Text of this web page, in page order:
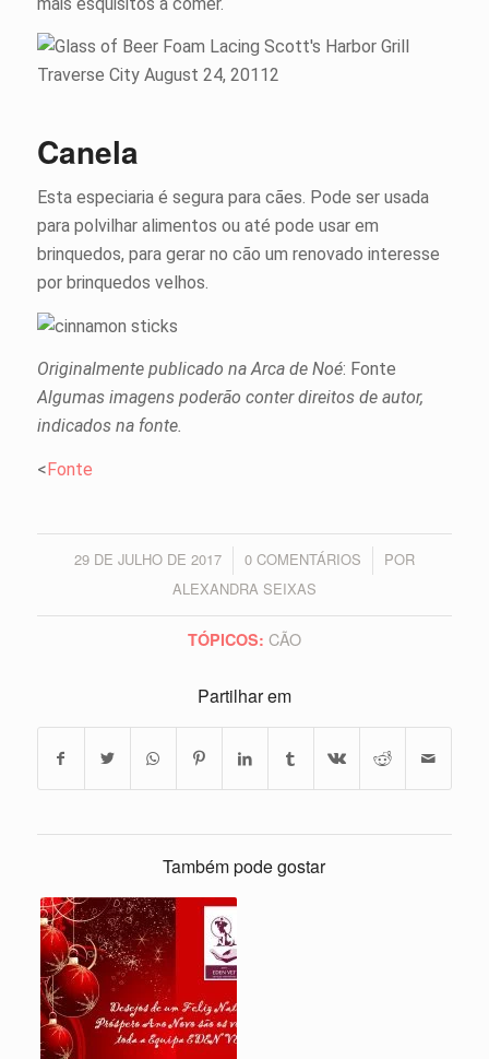
Canela
Esta especiaria é segura para cães. Pode ser usada
para polvilhar alimentos ou até pode usar em
brinquedos, para gerar no cão um renovado interesse
por brinquedos velhos.
Originalmente publicado na Arca de Noé: Fonte
Algumas imagens poderão conter direitos de autor,
indicados na fonte.
<Fonte
29 DE JULHO DE 2017
/ 0 COMENTÁRIOS
/
POR
ALEXANDRA SEIXAS
TÓPICOS: CÃO
Partilhar em
Também pode gostar